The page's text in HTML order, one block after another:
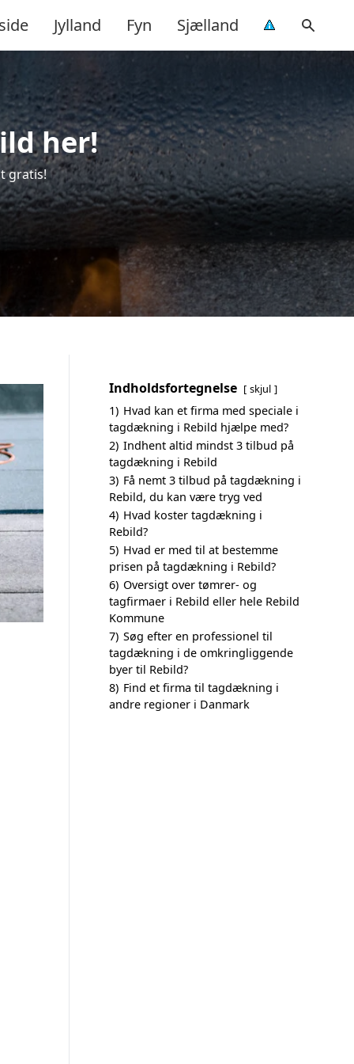
Jylland Fyn Sjælland
her!
gratis!
Indholdsfortegnelse skjul
1) Hvad kan et firma med speciale i
tagdækning i Rebild hjælpe med?
2) Indhent altid mindst 3 tilbud på
tagdækning i Rebild
3) Få nemt 3 tilbud på tagdækning i
Rebild, du kan være tryg ved
4) Hvad koster tagdækning i
Rebild?
5) Hvad er med til at bestemme
prisen på tagdækning i Rebild?
6) Oversigt over tømrer- og
tagfirmaer i Rebild eller hele Rebild
Kommune
7) Søg efter en professionel til
tagdækning i de omkringliggende
byer til Rebild?
8) Find et firma til tagdækning i
andre regioner i Danmark